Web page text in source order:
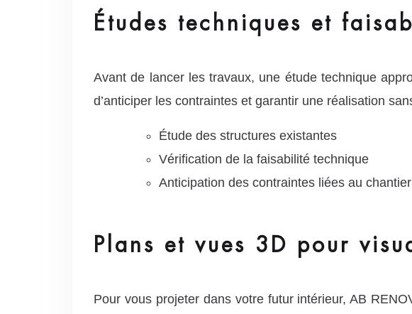
Études techniques et
Avant de lancer les travaux, une étude technique
d’anticiper les contraintes et garantir une réalisation
Étude des structures existantes
Vérification de la faisabilité technique
Anticipation des contraintes liées au chantier
Plans et vues 3D pour
Pour vous projeter dans votre futur intérieur, AB